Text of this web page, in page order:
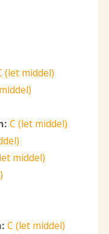
(let middel)
C (let middel)
middel)
C (let middel)